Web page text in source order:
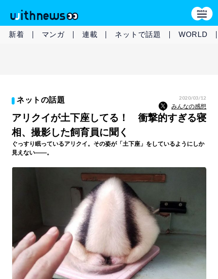
新着 マンガ 連載 ネットで話題 WORLD
ネットの話題 2020/03/12
みんなの感想
アリクイが土下座してる！ 衝撃的すぎる寝
相、撮影した飼育員に聞く
ぐっすり眠っているアリクイ。その姿が「土下座」をしているようにしか
見えない――。